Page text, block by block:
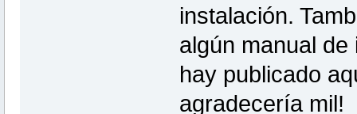
instalación.
algún manual
hay publicado
agradecería mil!